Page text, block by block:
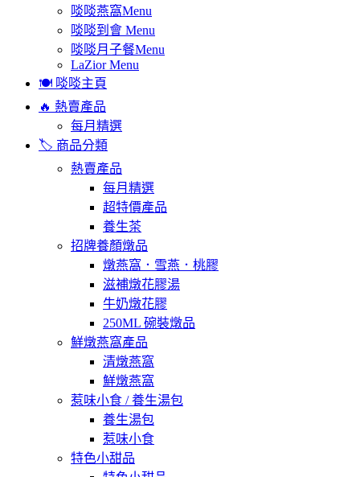
啖啖燕窩Menu
啖啖到會 Menu
啖啖月子餐Menu
LaZior Menu
🍽️ 啖啖主頁
🔥 熱賣產品
每月精選
🏷️ 商品分類
熱賣產品
每月精選
超特價產品
養生茶
招牌養顏燉品
燉燕窩．雪燕．桃膠
滋補燉花膠湯
牛奶燉花膠
250ML 碗裝燉品
鮮燉燕窩產品
清燉燕窩
鮮燉燕窩
惹味小食 / 養生湯包
養生湯包
惹味小食
特色小甜品